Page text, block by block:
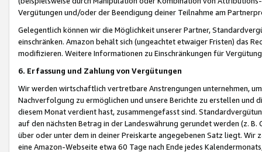
Vergütungen und/oder der Beendigung deiner Teilnahme am
Gelegentlich können wir die Möglichkeit unserer Partner,
einschränken. Amazon behält sich (ungeachtet etwaiger Fristen) das
modifizieren. Weitere Informationen zu Einschränkungen für
6. Erfassung und Zahlung von Vergütungen
Wir werden wirtschaftlich vertretbare Anstrengungen unternehmen,
Nachverfolgung zu ermöglichen und unsere Berichte zu erstellen und
diesem Monat verdient hast, zusammengefasst sind.
auf den nächsten Betrag in der Landeswährung gerundet werden (z.
über oder unter dem in deiner Preiskarte angegebenen Satz liegt.
eine Amazon-Webseite etwa 60 Tage nach Ende jedes